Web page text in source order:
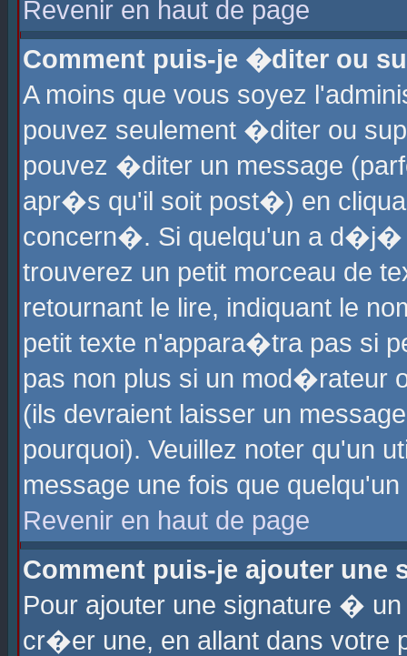
Revenir en haut de page
Comment puis-je �diter ou
A moins que vous soyez
pouvez seulement �diter ou
pouvez �diter un message
apr�s qu'il soit post�) en
concern�. Si quelqu'un a
trouverez un petit morceau de
retournant le lire, indiquant le
petit texte n'appara�tra pas si
pas non plus si un mod�rateur
(ils devraient laisser un
pourquoi). Veuillez noter qu'un
message une fois que
Revenir en haut de page
Comment puis-je ajouter une
Pour ajouter une signature �
cr�er une, en allant dans